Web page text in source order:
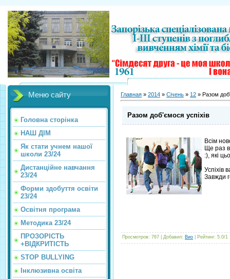
Меню сайту
Головна сторінка
НАШ ДІМ
Як стати учнем нашої
школи 23/24
Дистанційне навчання
23/24
Форми здобуття освіти
23/24
Освітня програма
Методика 23/24
ПРОЗОРІСТЬ
+ВІДКРИТІСТЬ
STOP BULLYING
Інклюзивна освіта
Главная » 2014 » Січень » 12 » Разом
Разом доб'ємося успіхів
Всім
Ще раз
:), які
Успіхів
Завжди
Просмотров: 767 Добавил: Вио Рейтинг: 5.0/1